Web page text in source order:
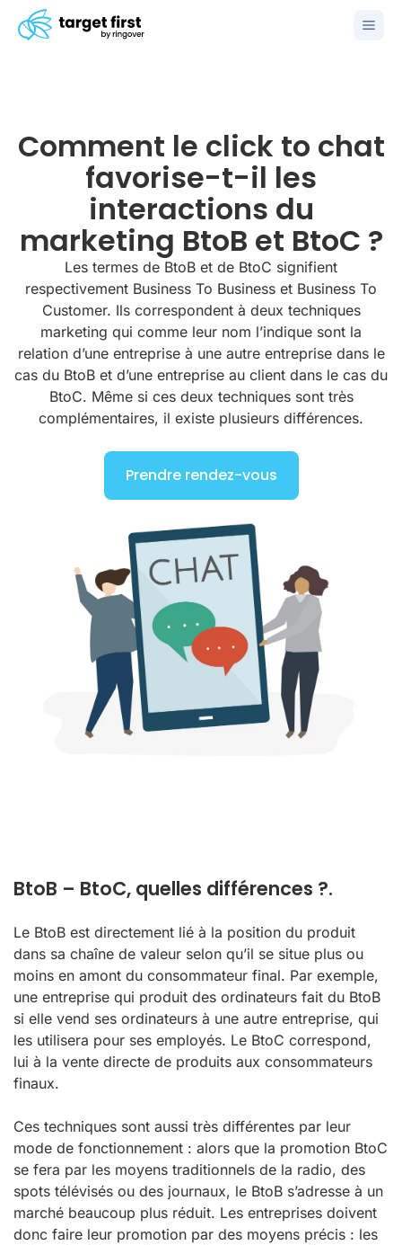
Comment le click to chat
favorise-t-il les
interactions du
marketing BtoB et BtoC ?
Les termes de BtoB et de BtoC signifient
respectivement Business To Business et Business To
Customer. Ils correspondent à deux techniques
marketing qui comme leur nom l’indique sont la
relation d’une entreprise à une autre entreprise dans le
cas du BtoB et d’une entreprise au client dans le cas du
BtoC. Même si ces deux techniques sont très
complémentaires, il existe plusieurs différences.
Prendre rendez-vous
BtoB – BtoC, quelles différences ?.
Le BtoB est directement lié à la position du produit
dans sa chaîne de valeur selon qu’il se situe plus ou
moins en amont du consommateur final. Par exemple,
une entreprise qui produit des ordinateurs fait du BtoB
si elle vend ses ordinateurs à une autre entreprise, qui
les utilisera pour ses employés. Le BtoC correspond,
lui à la vente directe de produits aux consommateurs
finaux.
Ces techniques sont aussi très différentes par leur
mode de fonctionnement : alors que la promotion BtoC
se fera par les moyens traditionnels de la radio, des
spots télévisés ou des journaux, le BtoB s’adresse à un
marché beaucoup plus réduit. Les entreprises doivent
donc faire leur promotion par des moyens précis : les